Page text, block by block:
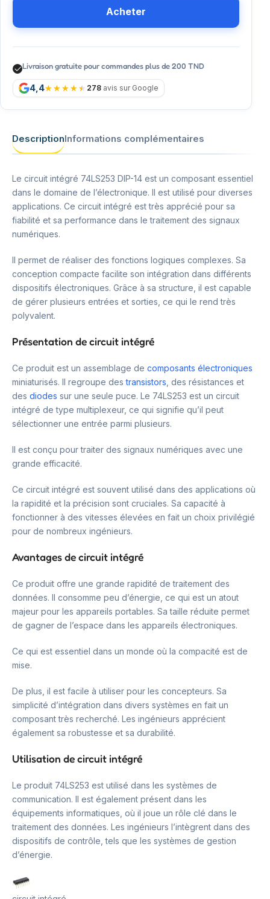
Acheter
Livraison gratuite pour commandes plus de 200 TND
4,4 278 avis sur Google
DescriptionInformations complémentaires
Le circuit intégré 74LS253 DIP-14 est un composant essentiel
dans le domaine de l’électronique. Il est utilisé pour diverses
applications. Ce circuit intégré est très apprécié pour sa
fiabilité et sa performance dans le traitement des signaux
numériques.
Il permet de réaliser des fonctions logiques complexes. Sa
conception compacte facilite son intégration dans différents
dispositifs électroniques. Grâce à sa structure, il est capable
de gérer plusieurs entrées et sorties, ce qui le rend très
polyvalent.
Présentation de circuit intégré
Ce produit est un assemblage de composants électroniques
miniaturisés. Il regroupe destransistors , des résistances et
des diodes sur une seule puce. Le 74LS253 est un circuit
intégré de type multiplexeur, ce qui signifie qu’il peut
sélectionner une entrée parmi plusieurs.
Il est conçu pour traiter des signaux numériques avec une
grande efficacité.
Ce circuit intégré est souvent utilisé dans des applications où
la rapidité et la précision sont cruciales. Sa capacité à
fonctionner à des vitesses élevées en fait un choix privilégié
pour de nombreux ingénieurs.
Avantages de circuit intégré
Ce produit offre une grande rapidité de traitement des
données. Il consomme peu d’énergie, ce qui est un atout
majeur pour les appareils portables. Sa taille réduite permet
de gagner de l’espace dans les appareils électroniques.
Ce qui est essentiel dans un monde où la compacité est de
mise.
De plus, il est facile à utiliser pour les concepteurs. Sa
simplicité d’intégration dans divers systèmes en fait un
composant très recherché. Les ingénieurs apprécient
également sa robustesse et sa durabilité.
Utilisation de circuit intégré
Le produit 74LS253 est utilisé dans les systèmes de
communication. Il est également présent dans les
équipements informatiques, où il joue un rôle clé dans le
traitement des données. Les ingénieurs l’intègrent dans des
dispositifs de contrôle, tels que les systèmes de gestion
d’énergie.